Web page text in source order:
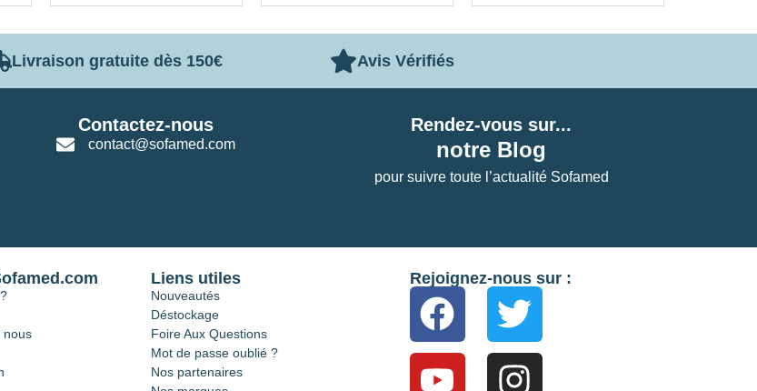
sur 5
Livraison gratuite dès 150€ Avis Vérifiés
Contactez-nous
contact@sofamed.com
Rendez-vous sur...
notre Blog
pour suivre toute l’actualité Sofamed
nous
Liens utiles
Nouveautés
Déstockage
Foire Aux Questions
Mot de passe oublié ?
Nos partenaires
Rejoignez-nous sur :